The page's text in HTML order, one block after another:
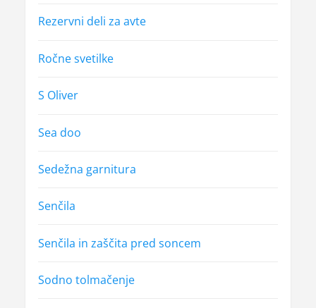
Rezervni deli za avte
Ročne svetilke
S Oliver
Sea doo
Sedežna garnitura
Senčila
Senčila in zaščita pred soncem
Sodno tolmačenje